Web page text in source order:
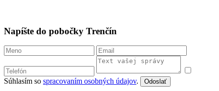
Napíšte do pobočky Trenčín
Súhlasím so spracovaním osobných údajov. Odoslať